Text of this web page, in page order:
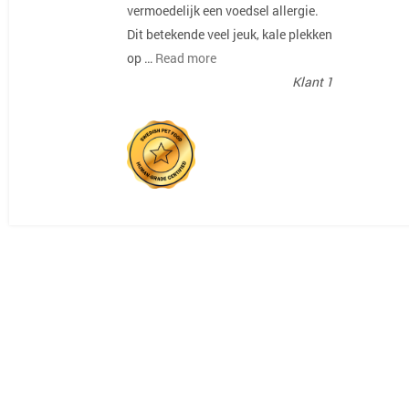
vermoedelijk een voedsel allergie.
Dit betekende veel jeuk, kale plekken
op … Read more
Klant 1